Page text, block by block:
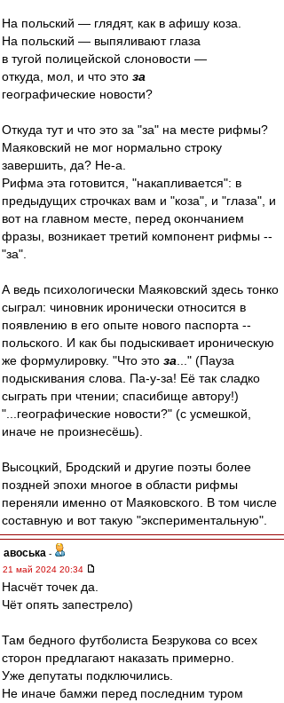
На польский — глядят, как в афишу коза.
На польский — выпяливают глаза
в тугой полицейской слоновости —
откуда, мол, и что это за
географические новости?
Откуда тут и что это за "за" на месте рифмы?
Маяковский не мог нормально строку
завершить, да? Не-а.
Рифма эта готовится, "накапливается": в
предыдущих строчках вам и "коза", и "глаза", и
вот на главном месте, перед окончанием
фразы, возникает третий компонент рифмы --
"за".
А ведь психологически Маяковский здесь тонко
сыграл: чиновник иронически относится в
появлению в его опыте нового паспорта --
польского. И как бы подыскивает ироническую
же формулировку. "Что это за ..." (Пауза
подыскивания слова. Па-у-за! Её так сладко
сыграть при чтении; спасибище автору!)
"...географические новости?" (с усмешкой,
иначе не произнесёшь).
Высоцкий, Бродский и другие поэты более
поздней эпохи многое в области рифмы
переняли именно от Маяковского. В том числе
составную и вот такую "экспериментальную".
авоська -
21 май 2024 20:34
Насчёт точек да.
Чёт опять запестрело)
Там бедного футболиста Безрукова со всех
сторон предлагают наказать примерно.
Уже депутаты подключились.
Не иначе бамжи перед последним туром